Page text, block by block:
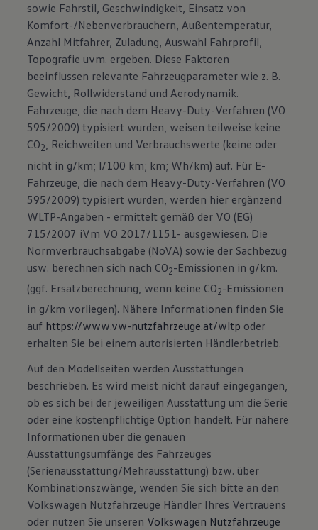
sowie Fahrstil, Geschwindigkeit, Einsatz von
Komfort-/Nebenverbrauchern, Außentemperatur,
Anzahl Mitfahrer, Zuladung, Auswahl Fahrprofil,
Topografie uvm. ergeben. Diese Faktoren
beeinflussen relevante Fahrzeugparameter wie z. B.
Gewicht, Rollwiderstand und Aerodynamik.
Fahrzeuge, die nach dem Heavy-Duty-Verfahren (VO
595/2009) typisiert wurden, weisen teilweise keine
CO2, Reichweiten und Verbrauchswerte (keine oder
nicht in g/km; l/100 km; km; Wh/km) auf. Für E-
Fahrzeuge, die nach dem Heavy-Duty-Verfahren (VO
595/2009) typisiert wurden, werden hier ergänzend
WLTP-Angaben - ermittelt gemäß der VO (EG)
715/2007 iVm VO 2017/1151- ausgewiesen. Die
Normverbrauchsabgabe (NoVA) sowie der Sachbezug
usw. berechnen sich nach CO2-Emissionen in g/km.
(ggf. Ersatzberechnung, wenn keine CO2-Emissionen
in g/km vorliegen). Nähere Informationen finden Sie
auf https://www.vw-nutzfahrzeuge.at/wltp oder
erhalten Sie bei einem autorisierten Händlerbetrieb.
Auf den Modellseiten werden Ausstattungen
beschrieben. Es wird meist nicht darauf eingegangen,
ob es sich bei der jeweiligen Ausstattung um die Serie
oder eine kostenpflichtige Option handelt. Für nähere
Informationen über die genauen
Ausstattungsumfänge des Fahrzeuges
(Serienausstattung/Mehrausstattung) bzw. über
Kombinationszwänge, wenden Sie sich bitte an den
Volkswagen Nutzfahrzeuge Händler Ihres Vertrauens
oder nutzen Sie unseren Volkswagen Nutzfahrzeuge